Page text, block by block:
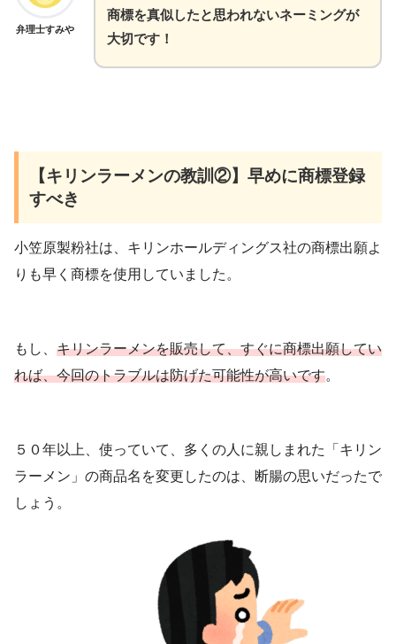
弁理士すみや
商標を真似したと思われないネーミングが
大切です！
【キリンラーメンの教訓②】早めに商標登録
すべき
小笠原製粉社は、キリンホールディングス社の商標出願よ
りも早く商標を使用していました。
もし、 キリンラーメンを販売して、すぐに商標出願してい
れば、今回のトラブルは防げた可能性が高いです。
５０年以上、使っていて、多くの人に親しまれた「キリン
ラーメン」の商品名を変更したのは、断腸の思いだったで
しょう。